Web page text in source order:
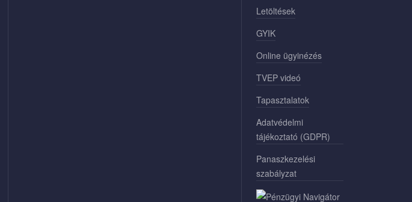
Letöltések
GYIK
Online ügyinézés
TVEP videó
Tapasztalatok
Adatvédelmi
tájékoztató (GDPR)
Panaszkezelési
szabályzat